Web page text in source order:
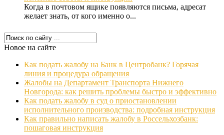
Когда в почтовом ящике появляются письма, адресат
желает знать, от кого именно о...
Новое на сайте
Как подать жалобу на Банк в Центробанк? Горячая
линия и процедура обращения
Жалобы на Департамент Транспорта Нижнего
Новгорода: как решить проблемы быстро и эффективно
Как подать жалобу в суд о приостановлении
исполнительного производства: подробная инструкция
Как правильно написать жалобу в Россельхозбанк:
пошаговая инструкция